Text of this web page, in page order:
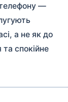
телефону —
а не як до
спокійне